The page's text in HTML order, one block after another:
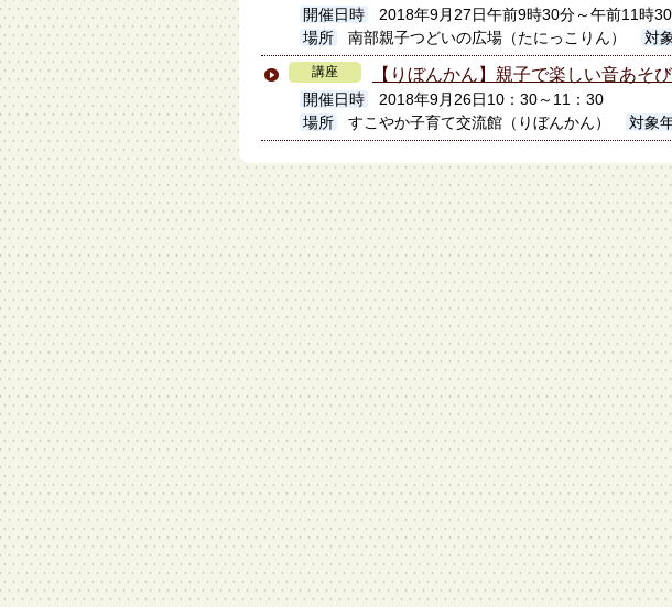
開催日時
2018年9月27日午前9時30分～午前11時
場所
南部親子つどいの広場（たにっこりん） 対
講座 【りぼんかん】親子で楽しい音あそ
開催日時
2018年9月26日10：30～11：30
場所
すこやか子育て交流館（りぼんかん） 対象